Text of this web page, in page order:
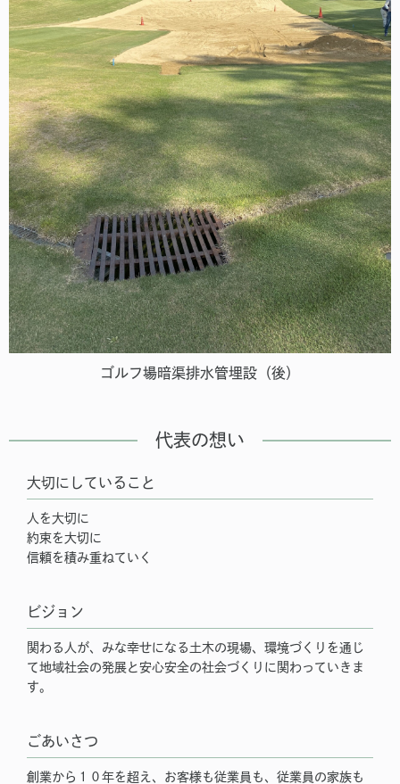
ゴルフ場暗渠排水管埋設（後）
代表の想い
大切にしていること
人を大切に
約束を大切に
信頼を積み重ねていく
ビジョン
関わる人が、みな幸せになる土木の現場、環境づくりを通じ
て地域社会の発展と安心安全の社会づくりに関わっていきま
す。
ごあいさつ
創業から１０年を超え、お客様も従業員も、従業員の家族も